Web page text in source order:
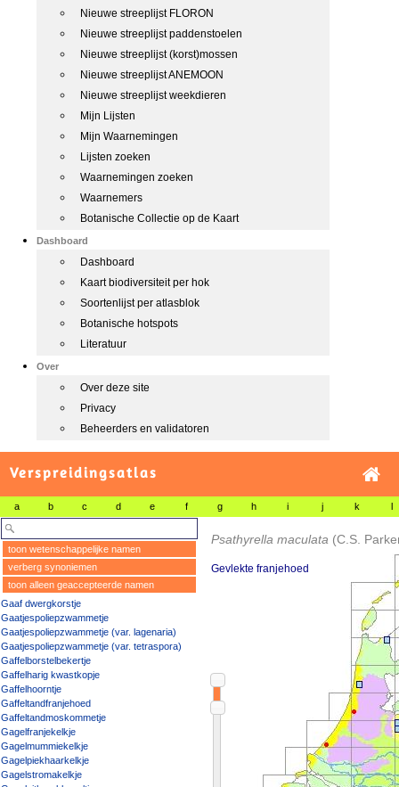
Nieuwe streeplijst FLORON
Nieuwe streeplijst paddenstoelen
Nieuwe streeplijst (korst)mossen
Nieuwe streeplijst ANEMOON
Nieuwe streeplijst weekdieren
Mijn Lijsten
Mijn Waarnemingen
Lijsten zoeken
Waarnemingen zoeken
Waarnemers
Botanische Collectie op de Kaart
Dashboard
Dashboard
Kaart biodiversiteit per hok
Soortenlijst per atlasblok
Botanische hotspots
Literatuur
Over
Over deze site
Privacy
Beheerders en validatoren
Verspreidingsatlas
a b c d e f g h i j k l
toon wetenschappelijke namen
verberg synoniemen
toon alleen geaccepteerde namen
Gaaf dwergkorstje
Gaatjespoliepzwammetje
Gaatjespoliepzwammetje (var. lagenaria)
Gaatjespoliepzwammetje (var. tetraspora)
Gaffelborstelbekertje
Gaffelharig kwastkopje
Gaffelhoorntje
Gaffeltandfranjehoed
Gaffeltandmoskommetje
Gagelfranjekelkje
Gagelmummiekelkje
Gagelpiekhaarkelkje
Gagelstromakelkje
Psathyrella maculata (C.S.
Gevlekte franjehoed